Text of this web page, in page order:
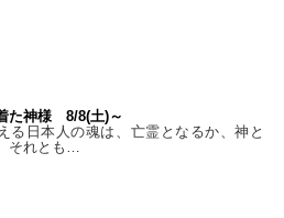
た神様 8/8(土)～
る日本人の魂は、亡霊となるか、神と
それとも…